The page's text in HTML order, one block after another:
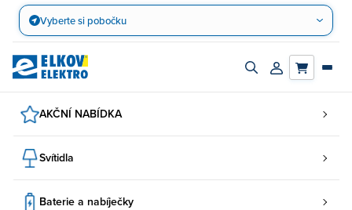
Přejít
obsah
Vyberte si pobočku
Zapnout/vypnout
Přihlásit/
AKČNÍ NABÍDKA
Svítidla
Baterie a nabíječky